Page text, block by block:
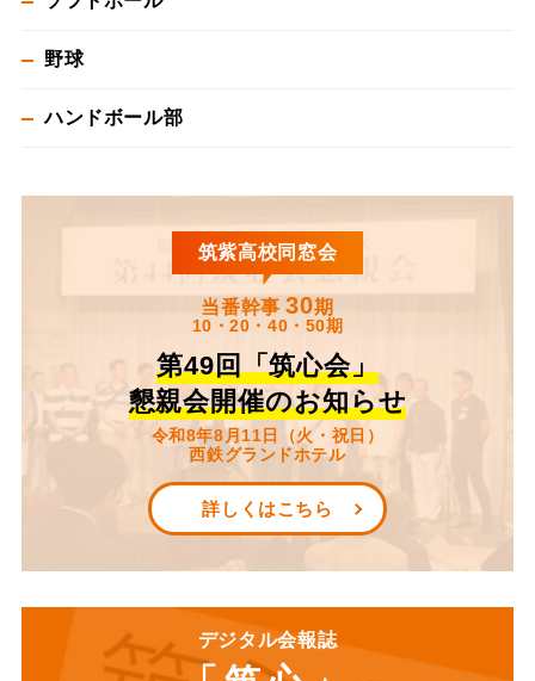
野球
ハンドボール部
筑紫高校同窓会
当番幹事30期
10・20・40・50期
第49回「筑心会」
懇親会開催のお知らせ
令和8年8月11日（火・祝日）
西鉄グランドホテル
詳しくはこちら
デジタル会報誌